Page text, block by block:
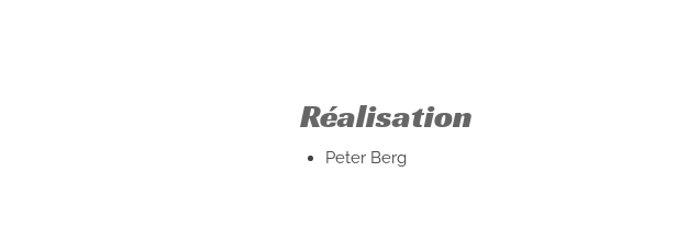
Réalisation
Peter Berg